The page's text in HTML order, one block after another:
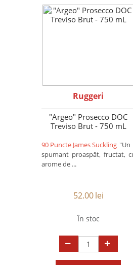
Ruggeri
"Argeo" Prosecco DOC
Treviso Brut - 750 mL
90 Puncte James Suckling "Un
spumant proaspăt, fructat,
arome de ...
52.00lei
În stoc